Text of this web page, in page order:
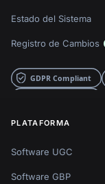
Estado del Sistema
Registro de Cambios
PLATAFORMA
Software UGC
Software GBP